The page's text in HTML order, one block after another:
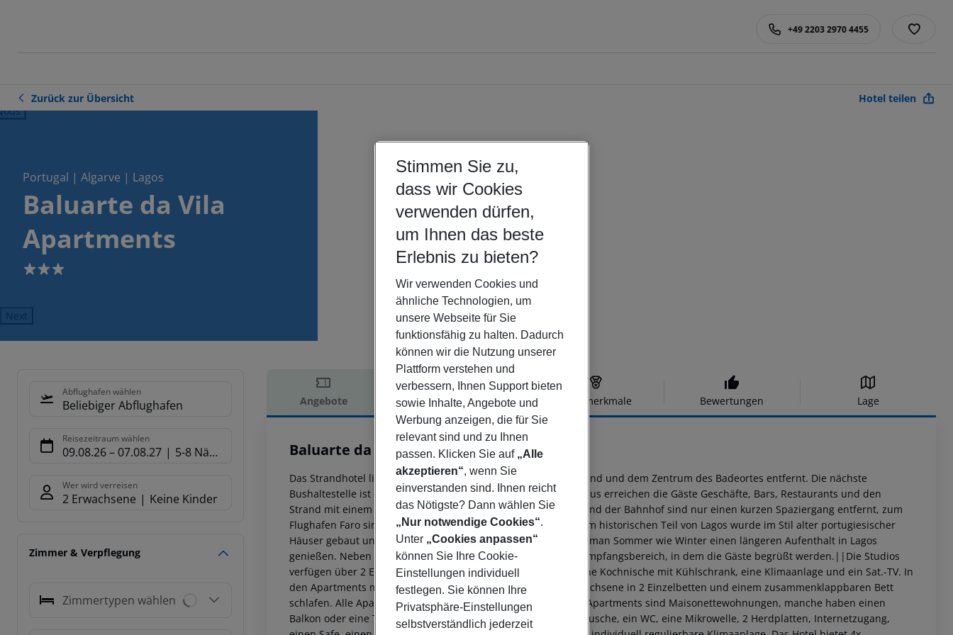
+49 2203 2970 4455
Zurück zur Übersicht Hotel teilen
Portugal | Algarve | Lagos
Baluarte da Vila
Apartments
3
Next
Abflughafen wählen
Beliebiger Abflughafen
Reisezeitraum wählen
09.08.26– 07.08.27 5-8 Nächte
Wer wird verreisen
2 Erwachsene Keine Kinder
Zimmer & Verpflegung
Zimmertypen wählen
Angebote Hotelbeschreibung Hotelmerkmale Bewertungen Lage
Hotelbeschreibung
Baluarte da Vila Apartments
3
Das Strandhotel liegt in einer Nebenstraße, ca. 500 m vom Strand und dem Zentrum des Badeortes entfernt. Die nächste
Bushaltestelle ist ebenfalls nur ca. 500 m entfernt. Vom Hotel aus erreichen die Gäste Geschäfte, Bars, Restaurants und den
Strand mit einem gemütlichen Spaziergang. Der Busbahnhof und der Bahnhof sind nur einen kurzen Spaziergang entfernt, zum
Flughafen Faro sind es rund 80 km.||Die private Villenanlage im historischen Teil von Lagos wurde im Stil alter portugiesischer
Häuser gebaut und bietet einen schönen Meerblick. Hier kann man Sommer wie Winter einen längeren Aufenthalt in Lagos
genießen. Neben 15 Apartments bietet das Hotel auch einen Empfangsbereich, in dem die Gäste begrüßt werden.||Die Studios
verfügen über 2 Einzelbetten und ein eigenes Badezimmer, eine Kochnische mit Kühlschrank, eine Klimaanlage und ein Sat.-TV. In
den Apartments mit einem Schlafzimmer können bis zu 4 Erwachsene in 2 Einzelbetten und einem zusammenklappbaren Bett
schlafen. Alle Apartments bieten teilweise Meerblick. Manche Apartments sind Maisonettewohnungen, manche haben einen
Balkon oder eine Terrasse. Alle haben eine Badewanne, eine Dusche, ein WC, eine Mikrowelle, 2 Herdplatten, Internetzugang,
Stimmen Sie zu,
dass wir Cookies
verwenden dürfen,
um Ihnen das beste
Erlebnis zu bieten?
Wir verwenden Cookies und
ähnliche Technologien, um
unsere Webseite für Sie
funktionsfähig zu halten. Dadurch
können wir die Nutzung unserer
Plattform verstehen und
verbessern, Ihnen Support bieten
sowie Inhalte, Angebote und
Werbung anzeigen, die für Sie
relevant sind und zu Ihnen
passen. Klicken Sie auf „Alle
akzeptieren“, wenn Sie
einverstanden sind. Ihnen reicht
das Nötigste? Dann wählen Sie
„Nur notwendige Cookies“.
Unter „Cookies anpassen“
können Sie Ihre Cookie-
Einstellungen individuell
festlegen. Sie können Ihre
Privatsphäre-Einstellungen
selbstverständlich jederzeit